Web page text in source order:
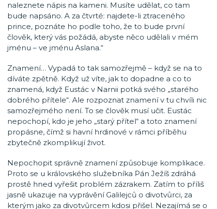
naleznete nápis na kameni. Musíte udělat, co tam
bude napsáno. A za čtvrté: najdete-li ztraceného
prince, poznáte ho podle toho, že to bude první
člověk, který vás požádá, abyste něco udělali v mém
jménu – ve jménu Aslana.“
Znamení… Vypadá to tak samozřejmě – když se na to
díváte zpětně. Když už víte, jak to dopadne a co to
znamená, když Eustác v Narnii potká svého „starého
dobrého přítele“. Ale rozpoznat znamení v tu chvíli nic
samozřejmého není. To se člověk musí učit. Eustác
nepochopí, kdo je jeho „starý přítel“ a toto znamení
propásne, čímž si havní hrdinové v rámci příběhu
zbytečně zkomplikují život.
Nepochopit správně znamení způsobuje komplikace.
Proto se u královského služebníka Pán Ježíš zdráhá
prostě hned vyřešit problém zázrakem. Zatím to příliš
jasně ukazuje na vyprávění Galilejců o divotvůrci, za
kterým jako za divotvůrcem kdosi přišel. Nezajímá se o